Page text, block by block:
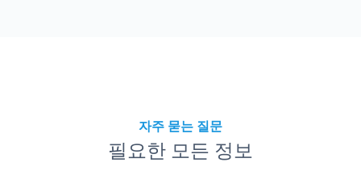
자주 묻는 질문
필요한 모든 정보